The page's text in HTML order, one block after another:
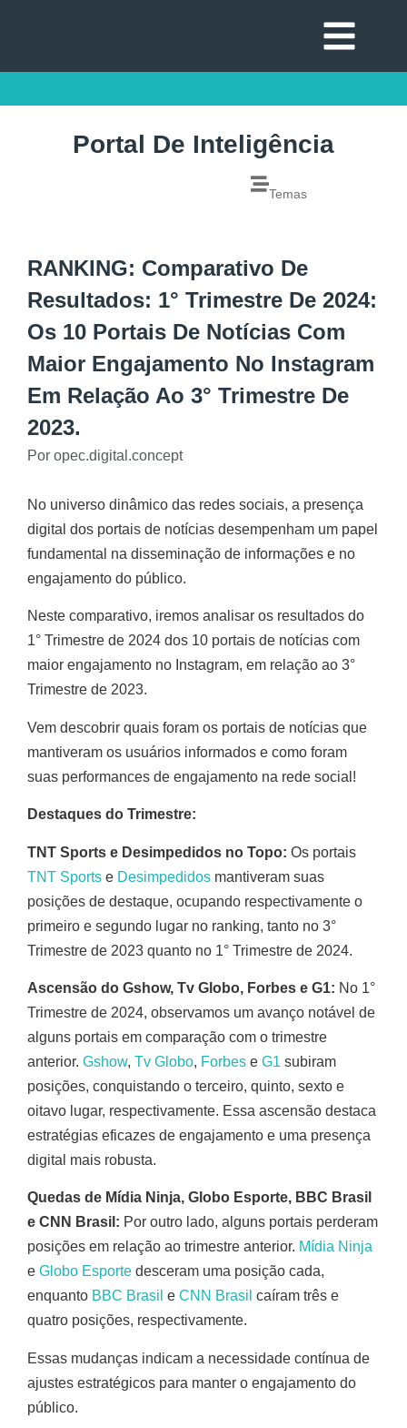
Portal De Inteligência
Temas
RANKING: Comparativo De
Resultados: 1° Trimestre De 2024:
Os 10 Portais De Notícias Com
Maior Engajamento No Instagram
Em Relação Ao 3° Trimestre De
2023.
Por opec.digital.concept
No universo dinâmico das redes sociais, a presença
digital dos portais de notícias desempenham um papel
fundamental na disseminação de informações e no
engajamento do público.
Neste comparativo, iremos analisar os resultados do
1° Trimestre de 2024 dos 10 portais de notícias com
maior engajamento no Instagram, em relação ao 3°
Trimestre de 2023.
Vem descobrir quais foram os portais de notícias que
mantiveram os usuários informados e como foram
suas performances de engajamento na rede social!
Destaques do Trimestre:
TNT Sports e Desimpedidos no Topo: Os portais
TNT Sports e Desimpedidos mantiveram suas
posições de destaque, ocupando respectivamente o
primeiro e segundo lugar no ranking, tanto no 3°
Trimestre de 2023 quanto no 1° Trimestre de 2024.
Ascensão do Gshow, Tv Globo, Forbes e G1: No 1°
Trimestre de 2024, observamos um avanço notável de
alguns portais em comparação com o trimestre
anterior. Gshow, Tv Globo, Forbes e G1 subiram
posições, conquistando o terceiro, quinto, sexto e
oitavo lugar, respectivamente. Essa ascensão destaca
estratégias eficazes de engajamento e uma presença
digital mais robusta.
Quedas de Mídia Ninja, Globo Esporte, BBC Brasil
e CNN Brasil: Por outro lado, alguns portais perderam
posições em relação ao trimestre anterior. Mídia Ninja
e Globo Esporte desceram uma posição cada,
enquanto BBC Brasil e CNN Brasil caíram três e
quatro posições, respectivamente.
Essas mudanças indicam a necessidade contínua de
ajustes estratégicos para manter o engajamento do
público.